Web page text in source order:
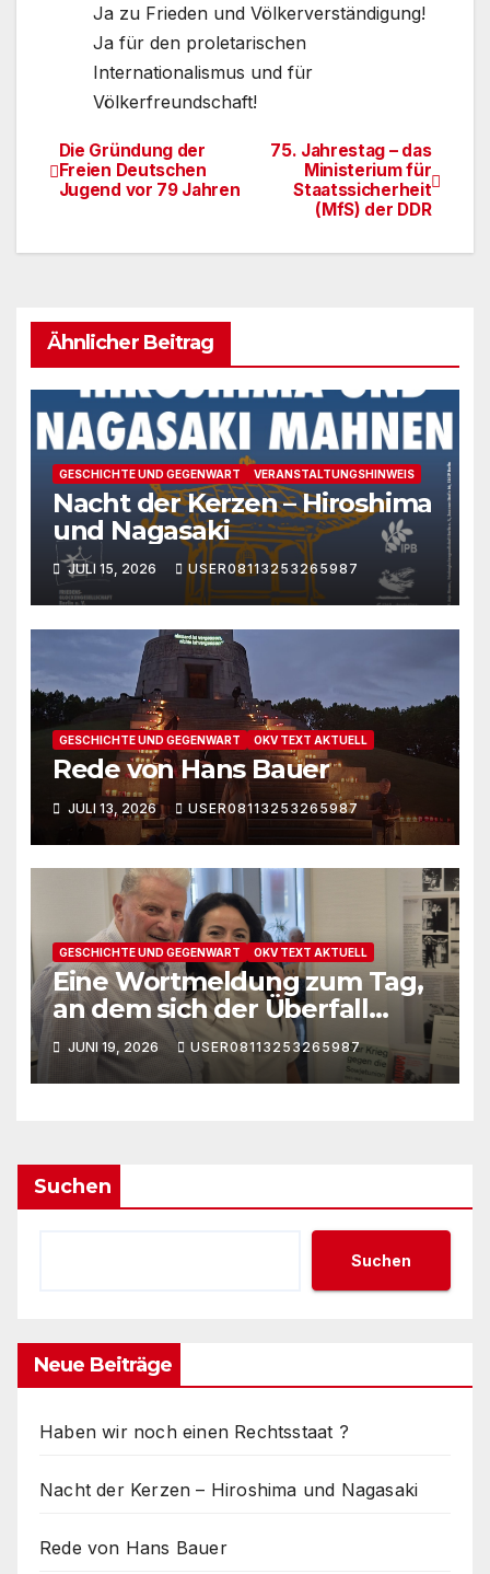
Ja zu Frieden und Völkerverständigung!
Ja für den proletarischen
Internationalismus und für
Völkerfreundschaft!
Beitragsnavigation
75. Jahrestag – das
Ministerium für
Staatssicherheit
(MfS) der DDR
Die Gründung der
Freien Deutschen
Jugend vor 79 Jahren
Ähnlicher Beitrag
GESCHICHTE UND GEGENWART VERANSTALTUNGSHINWEIS
Nacht der Kerzen – Hiroshima
und Nagasaki
JULI 15, 2026 USER08113253265987
GESCHICHTE UND GEGENWART OKV TEXT AKTUELL
Rede von Hans Bauer
JULI 13, 2026 USER08113253265987
GESCHICHTE UND GEGENWART OKV TEXT AKTUELL
Eine Wortmeldung zum Tag,
an dem sich der Überfall
Deutschlands auf die UdSSR
1941 zum 85. Male jährt
JUNI 19, 2026 USER08113253265987
Suchen
Suchen
Neue Beiträge
Haben wir noch einen Rechtsstaat ?
Nacht der Kerzen – Hiroshima und Nagasaki
Rede von Hans Bauer